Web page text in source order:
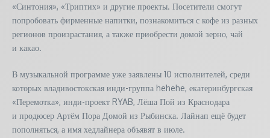
«Синтония», «Триптих» и другие проекты. Посетители смогут
попробовать фирменные напитки, познакомиться с кофе из разных
регионов произрастания, а также приобрести домой зерно, чай
и какао.
В музыкальной программе уже заявлены 10 исполнителей, среди
которых владивостокская инди-группа hehehe, екатеринбургская
«Перемотка», инди-проект RYAB, Лёша Пой из Краснодара
и продюсер Артём Пора Домой из Рыбинска. Лайнап ещё будет
пополняться, а имя хедлайнера объявят в июле.